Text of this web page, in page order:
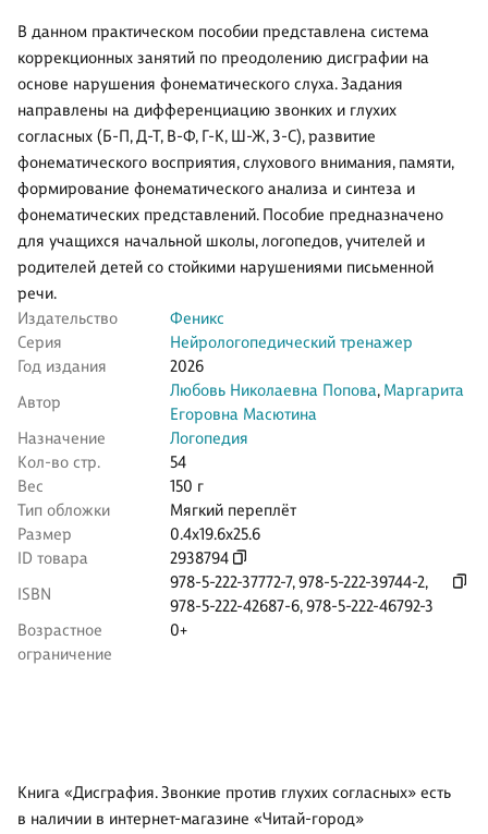
В данном практическом пособии представлена система
коррекционных занятий по преодолению дисграфии на
основе нарушения фонематического слуха. Задания
направлены на дифференциацию звонких и глухих
согласных (Б-П, Д-Т, В-Ф, Г-К, Ш-Ж, 3-С), развитие
фонематического восприятия, слухового внимания, памяти,
формирование фонематического анализа и синтеза и
фонематических представлений. Пособие предназначено
для учащихся начальной школы, логопедов, учителей и
родителей детей со стойкими нарушениями письменной
речи.
Издательство
Феникс
Серия
Нейрологопедический тренажер
Год издания
2026
Автор
Любовь Николаевна Попова, Маргарита
Егоровна Масютина
Назначение
Логопедия
Кол-во стр.
54
Вес
150 г
Тип обложки
Мягкий переплёт
Размер
0.4x19.6x25.6
ID товара
2938794
ISBN
978-5-222-37772-7,978-5-222-39744-2,
978-5-222-42687-6,978-5-222-46792-3
Возрастное
ограничение
0+
Книга «Дисграфия. Звонкие против глухих согласных» есть
в наличии в интернет-магазине «Читай-город»